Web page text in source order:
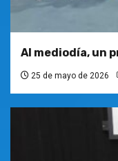
Al mediodía, un
25 de mayo de 2026